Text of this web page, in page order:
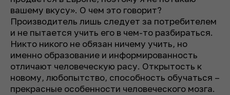
вашему вкусу». О чем это говорит?
Производитель лишь следует за потребителем
и не пытается учить его в чем-то разбираться.
Никто никого не обязан ничему учить, но
именно образование и информированность
отличают человеческую расу. Открытость к
новому, любопытство, способность обучаться –
прекрасные особенности человеческого мозга.